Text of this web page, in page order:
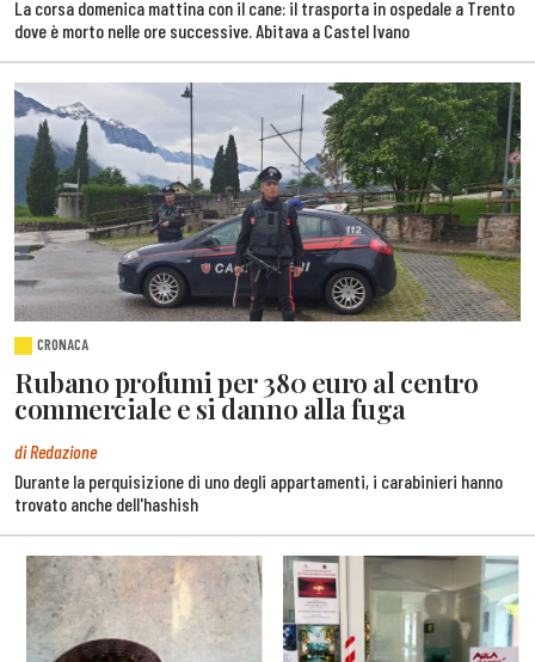
La corsa domenica mattina con il cane: il trasporta in ospedale a Trento
dove è morto nelle ore successive. Abitava a Castel Ivano
CRONACA
Rubano profumi per 380 euro al centro
commerciale e si danno alla fuga
di Redazione
Durante la perquisizione di uno degli appartamenti, i carabinieri hanno
trovato anche dell'hashish